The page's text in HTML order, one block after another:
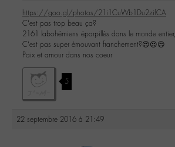
https://goo.gl/photos/21i1CuWb1Du2zifCA
C’est pas trop beau ça?
2161 labohémiens éparpillés dans le monde entier,
C’est pas super émouvant franchement?😍😍😍
Paix et amour dans nos coeur
5
22 septembre 2016 à 21:49